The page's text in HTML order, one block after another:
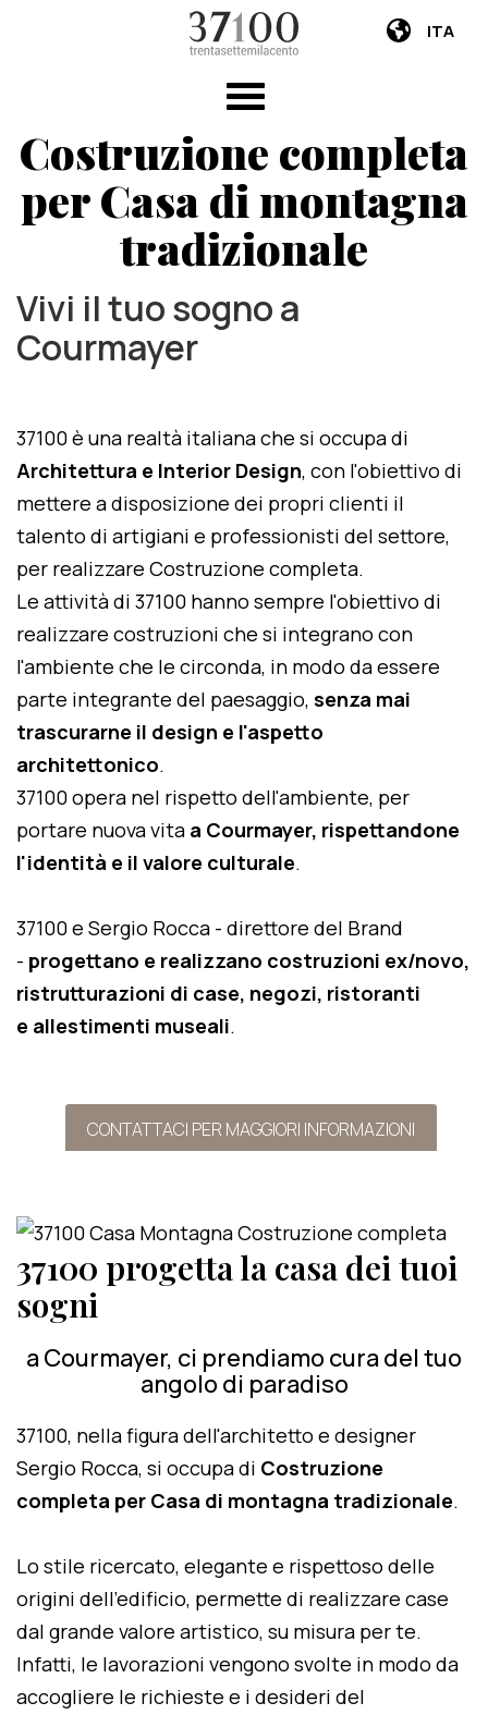
ITA
Costruzione completa
per Casa di montagna
tradizionale
Vivi il tuo sogno a
Courmayer
37100 è una realtà italiana che si occupa di
Architettura e Interior Design, con l'obiettivo di
mettere a disposizione dei propri clienti il
talento di artigiani e professionisti del settore,
per realizzare Costruzione completa.
Le attività di 37100 hanno sempre l'obiettivo di
realizzare costruzioni che si integrano con
l'ambiente che le circonda, in modo da essere
parte integrante del paesaggio, senza mai
trascurarne il design e l'aspetto
architettonico.
37100 opera nel rispetto dell'ambiente, per
portare nuova vita a Courmayer, rispettandone
l'identità e il valore culturale.
37100 e Sergio Rocca - direttore del Brand
- progettano e realizzano costruzioni ex/novo,
ristrutturazioni di case, negozi, ristoranti
e allestimenti museali.
CONTATTACI PER MAGGIORI INFORMAZIONI
37100 progetta la casa dei tuoi
sogni
a Courmayer, ci prendiamo cura del tuo
angolo di paradiso
37100, nella figura dell'architetto e designer
Sergio Rocca, si occupa di Costruzione
completa per Casa di montagna tradizionale.
Lo stile ricercato, elegante e rispettoso delle
origini dell'edificio, permette di realizzare case
dal grande valore artistico, su misura per te.
Infatti, le lavorazioni vengono svolte in modo da
accogliere le richieste e i desideri del